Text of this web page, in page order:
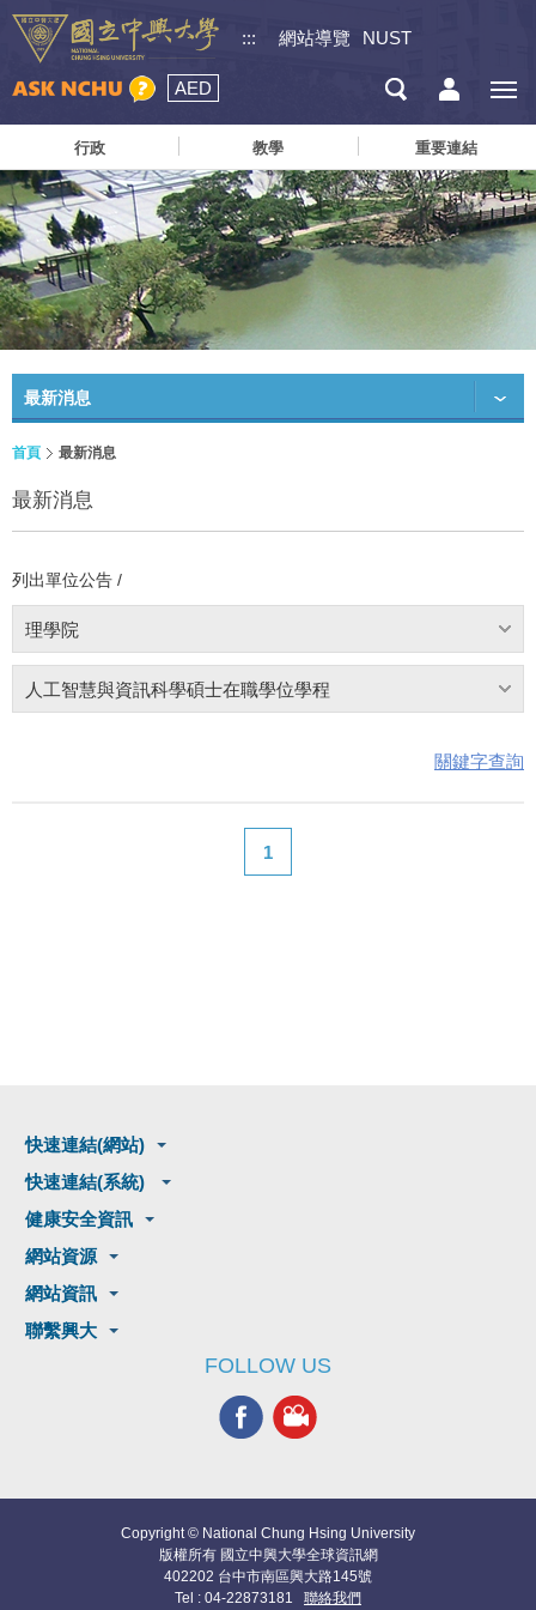
::: 網站導覽 NUST
AED
行政 教學 重要連結
最新消息
首頁 最新消息
最新消息
列出單位公告 /
理學院
人工智慧與資訊科學碩士在職學位學程
關鍵字查詢
1
快速連結(網站)
快速連結(系統)
健康安全資訊
網站資源
網站資訊
聯繫興大
FOLLOW US
Copyright © National Chung Hsing University
版權所有 國立中興大學全球資訊網
402202 台中市南區興大路145號
Tel : 04-22873181 聯絡我們